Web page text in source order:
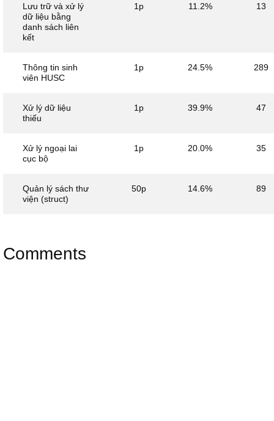
Lưu trữ và xử lý
dữ liệu bằng
danh sách liên
kết
1p 11.2% 13
Thông tin sinh
viên HUSC
1p 24.5% 289
Xử lý dữ liệu
thiếu
1p 39.9% 47
Xử lý ngoại lai
cục bộ
1p 20.0% 35
Quản lý sách thư
viện (struct)
50p 14.6% 89
Comments